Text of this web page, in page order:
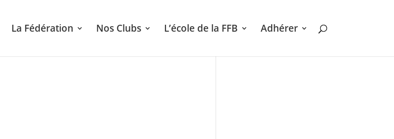
La Fédération Nos Clubs L’école de la FFB Adhérer